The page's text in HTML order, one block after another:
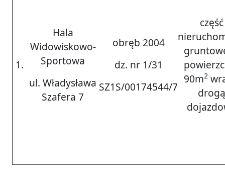
1.
Hala
Widowiskowo-
Sportowa
ul. Władysława
Szafera 7
obręb 2004
dz. nr 1/31
SZ1S/00174544/7
część
90m2
drogą